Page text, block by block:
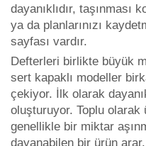
Bize Ulaşın
dayanıklıdır, taşınması
ya da planlarınızı
sayfası vardır.
Defterleri birlikte büyük
sert kapaklı modeller
çekiyor. İlk olarak
oluşturuyor. Toplu olarak
genellikle bir miktar
dayanabilen bir ürün